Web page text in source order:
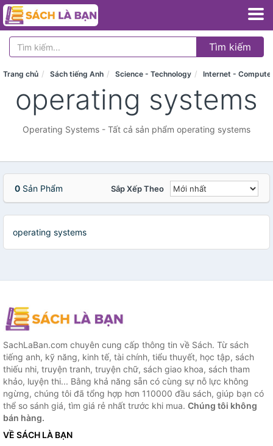
Tìm kiếm
Trang chủ Sách tiếng Anh Science - Technology Internet -
operating systems
Operating Systems - Tất cả sản phẩm operating systems
0 Sản Phẩm Sắp Xếp Theo
operating systems
SachLaBan.com chuyên cung cấp thông tin về Sách. Từ sách
tiếng anh, kỹ năng, kinh tế, tài chính, tiểu thuyết, học tập, sách
thiếu nhi, truyện tranh, truyện chữ, sách giao khoa, sách tham
khảo, luyện thi... Bằng khả năng sẵn có cùng sự nỗ lực không
ngừng, chúng tôi đã tổng hợp hơn 110000 đầu sách, giúp bạn có
thể so sánh giá, tìm giá rẻ nhất trước khi mua. Chúng tôi không
bán hàng.
VỀ SÁCH LÀ BẠN